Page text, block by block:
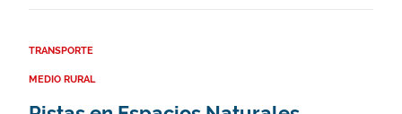
TRANSPORTE
MEDIO RURAL